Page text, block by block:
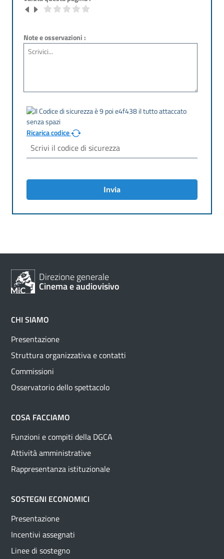
Note e osservazioni :
Ricarica codice
Invia
Direzione generale
Cinema e audiovisivo
CHI SIAMO
Presentazione
Struttura organizzativa e contatti
Commissioni
Osservatorio dello spettacolo
COSA FACCIAMO
Funzioni e compiti della DGCA
Attività amministrative
Rappresentanza istituzionale
SOSTEGNI ECONOMICI
Presentazione
Incentivi assegnati
Linee di sostegno